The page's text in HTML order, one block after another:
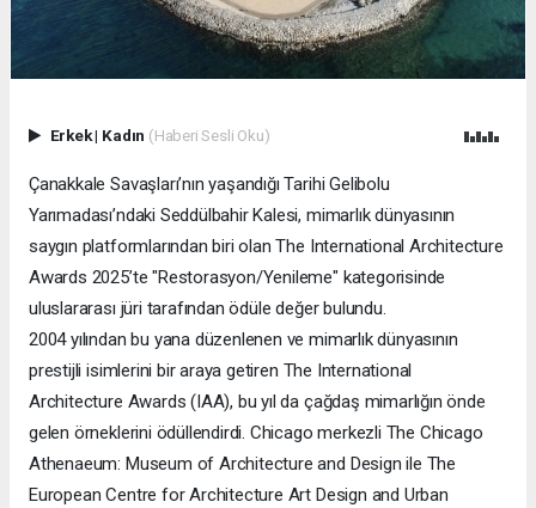
Erkek| Kadın (Haberi Sesli Oku)
Çanakkale Savaşları’nın yaşandığı Tarihi Gelibolu
Yarımadası’ndaki Seddülbahir Kalesi, mimarlık dünyasının
saygın platformlarından biri olan The International Architecture
Awards 2025’te "Restorasyon/Yenileme" kategorisinde
uluslararası jüri tarafından ödüle değer bulundu.
2004 yılından bu yana düzenlenen ve mimarlık dünyasının
prestijli isimlerini bir araya getiren The International
Architecture Awards (IAA), bu yıl da çağdaş mimarlığın önde
gelen örneklerini ödüllendirdi. Chicago merkezli The Chicago
Athenaeum: Museum of Architecture and Design ile The
European Centre for Architecture Art Design and Urban